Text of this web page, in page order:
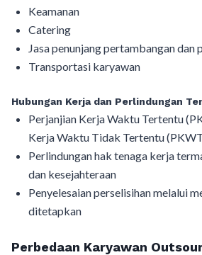
Keamanan
Catering
Jasa penunjang pertambangan dan
Transportasi karyawan
Hubungan Kerja dan Perlindungan
Perjanjian Kerja Waktu Tertentu
Kerja Waktu Tidak Tertentu
Perlindungan hak tenaga kerja
dan kesejahteraan
Penyelesaian perselisihan melalui
ditetapkan
Perbedaan Karyawan